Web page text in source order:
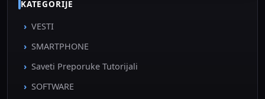
KATEGORIJE
VESTI
SMARTPHONE
Saveti Preporuke Tutorijali
SOFTWARE